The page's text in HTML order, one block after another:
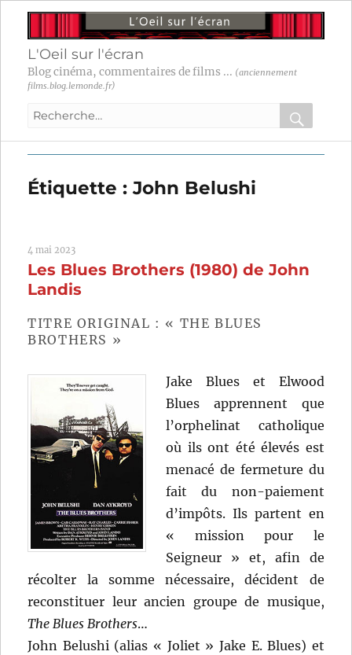
L'Oeil sur l'écran
Blog cinéma, commentaires de films ... (anciennement
films.blog.lemonde.fr)
Recherche
:
OK
Étiquette :John Belushi
4 mai 2023
Les Blues Brothers (1980) de John
Landis
TITRE ORIGINAL : « THE BLUES
BROTHERS »
Jake Blues et Elwood
Blues apprennent que
l’orphelinat catholique
où ils ont été élevés est
menacé de fermeture du
fait du non-paiement
d’impôts. Ils partent en
« mission pour le
Seigneur » et, afin de
récolter la somme nécessaire, décident de
reconstituer leur ancien groupe de musique,
The Blues Brothers…
John Belushi (alias « Joliet » Jake E. Blues) et